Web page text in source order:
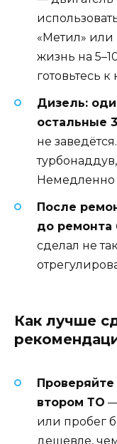
«Метил» или
жизнь на
готовьтесь
Дизель:
остальные
не
Немедленно
После
до ремонта
сделал не
Как лучше
втором ТО
или пробег
дешевле,